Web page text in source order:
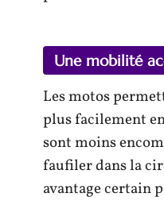
Une mobilité
Les motos
plus facilement
sont moins
faufiler dans la
avantage certain